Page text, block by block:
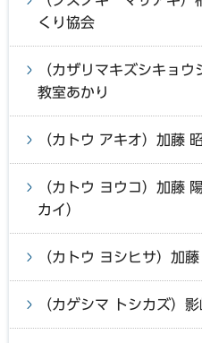
くり協会
（カザリマキズシキョ
教室あかり
（カトウ アキオ）加藤
（カトウ ヨウコ）加藤
カイ）
（カトウ ヨシヒサ）加藤
（カゲシマ トシカズ）